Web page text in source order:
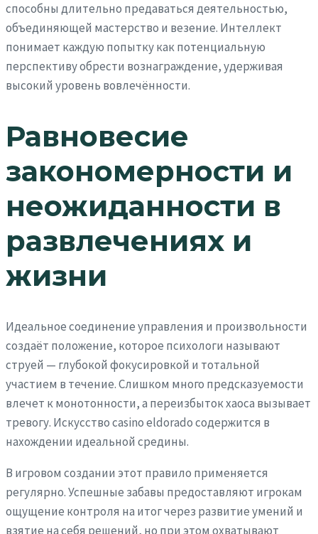
способны длительно предаваться деятельностью,
объединяющей мастерство и везение. Интеллект
понимает каждую попытку как потенциальную
перспективу обрести вознаграждение, удерживая
высокий уровень вовлечённости.
Равновесие
закономерности и
неожиданности в
развлечениях и
жизни
Идеальное соединение управления и произвольности
создаёт положение, которое психологи называют
струей — глубокой фокусировкой и тотальной
участием в течение. Слишком много предсказуемости
влечет к монотонности, а переизбыток хаоса вызывает
тревогу. Искусство casino eldorado содержится в
нахождении идеальной средины.
В игровом создании этот правило применяется
регулярно. Успешные забавы предоставляют игрокам
ощущение контроля на итог через развитие умений и
взятие на себя решений, но при этом охватывают